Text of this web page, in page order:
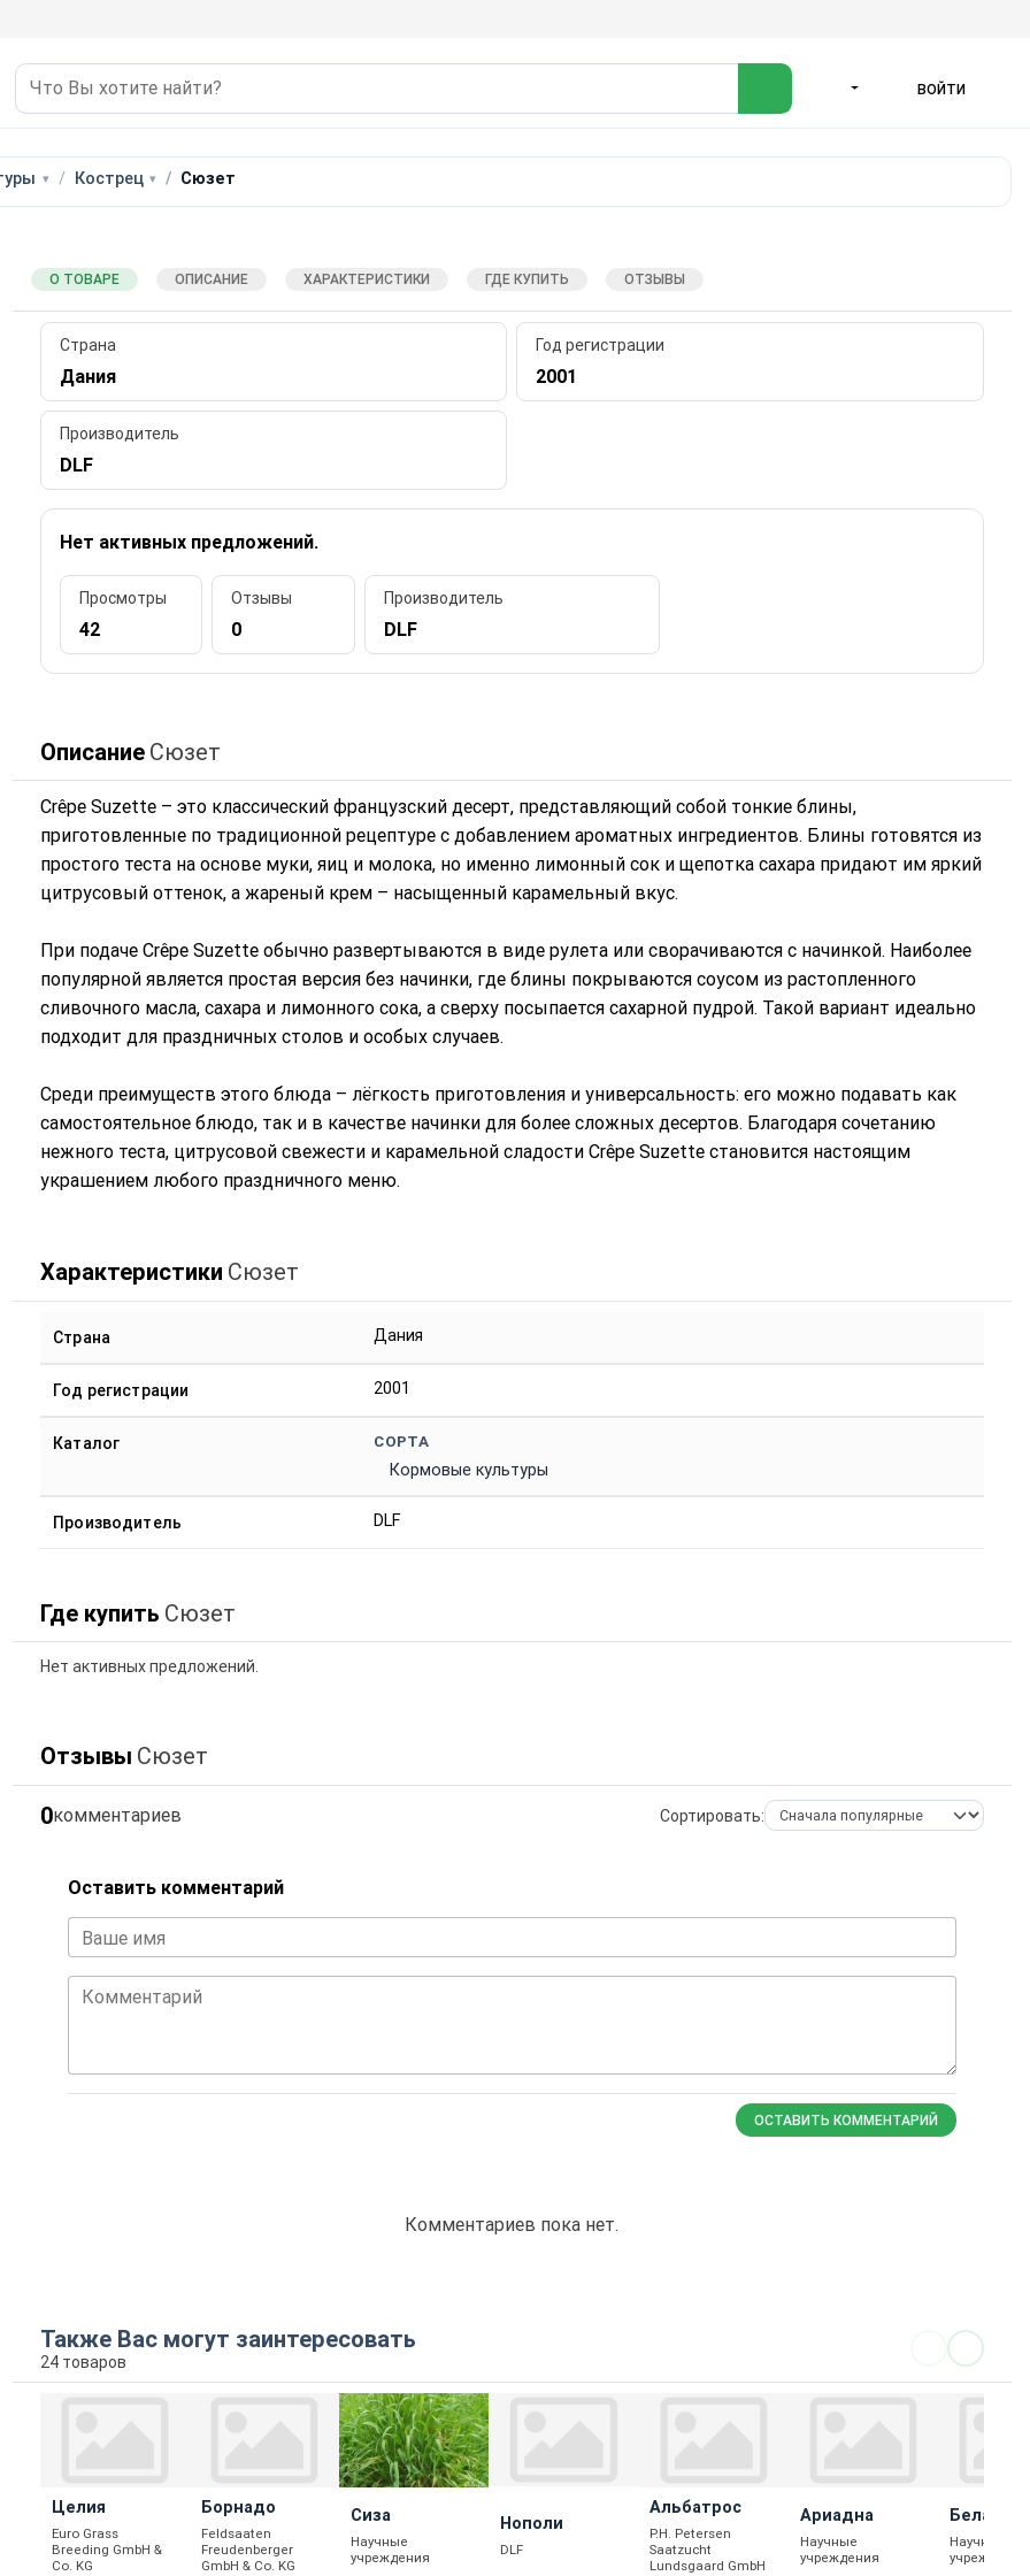
ВОЙТИ
Кострец Сюзет
О ТОВАРЕ ОПИСАНИЕ ХАРАКТЕРИСТИКИ ГДЕ КУПИТЬ ОТЗЫВЫ
Страна
Дания
Год регистрации
2001
Производитель
DLF
Нет активных предложений.
Просмотры
42
Отзывы
0
Производитель
DLF
Описание Сюзет
Crêpe Suzette – это классический французский десерт, представляющий собой тонкие блины,
приготовленные по традиционной рецептуре с добавлением ароматных ингредиентов. Блины готовятся из
простого теста на основе муки, яиц и молока, но именно лимонный сок и щепотка сахара придают им яркий
цитрусовый оттенок, а жареный крем – насыщенный карамельный вкус.
При подаче Crêpe Suzette обычно развертываются в виде рулета или сворачиваются с начинкой. Наиболее
популярной является простая версия без начинки, где блины покрываются соусом из растопленного
сливочного масла, сахара и лимонного сока, а сверху посыпается сахарной пудрой. Такой вариант идеально
подходит для праздничных столов и особых случаев.
Среди преимуществ этого блюда – лёгкость приготовления и универсальность: его можно подавать как
самостоятельное блюдо, так и в качестве начинки для более сложных десертов. Благодаря сочетанию
нежного теста, цитрусовой свежести и карамельной сладости Crêpe Suzette становится настоящим
украшением любого праздничного меню.
Характеристики Сюзет
Страна Дания
Год регистрации 2001
Каталог СОРТА
Кормовые культуры
Производитель DLF
Где купить Сюзет
Нет активных предложений.
Отзывы Сюзет
0комментариев Сортировать:
Оставить комментарий
Ваше имя
Комментарий
ОСТАВИТЬ КОММЕНТАРИЙ
Комментариев пока нет.
Также Вас могут заинтересовать
24 товаров
Целия
Euro Grass
Breeding GmbH &
Co. KG
Борнадо
Feldsaaten
Freudenberger
GmbH & Co. KG
Сиза
Научные
учреждения
Нополи
DLF
Альбатрос
P.H. Petersen
Saatzucht
Lundsgaard GmbH
Ариадна
Научные
учреждения
Белая
Научные
учреждения